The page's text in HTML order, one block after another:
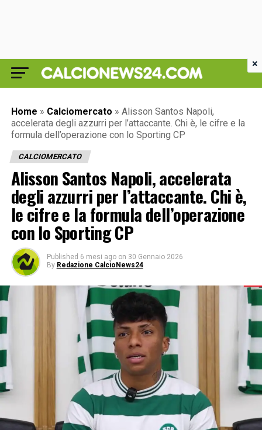
Home » Calciomercato » Alisson Santos Napoli,
accelerata degli azzurri per l’attaccante. Chi è, le cifre e la
formula dell’operazione con lo Sporting CP
CALCIOMERCATO
Alisson Santos Napoli, accelerata
degli azzurri per l’attaccante. Chi è,
le cifre e la formula dell’operazione
con lo Sporting CP
Published 6 mesi ago on 30 Gennaio 2026
By Redazione CalcioNews24
×